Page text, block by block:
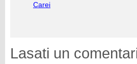
Carei
Lasati un